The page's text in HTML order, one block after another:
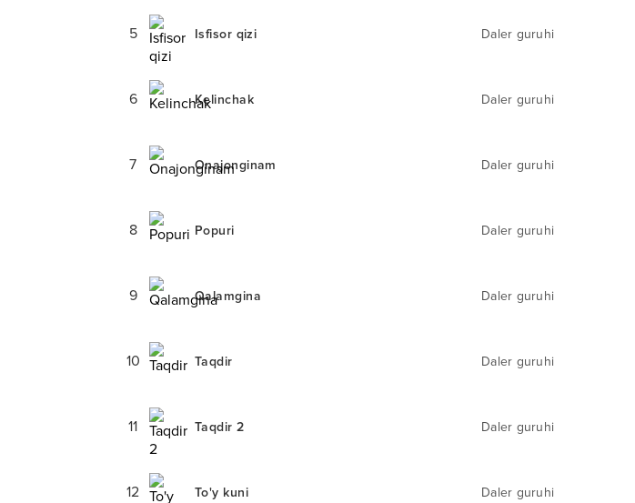
5 Isfisor qizi Daler guruhi
6 Kelinchak Daler guruhi
7 Onajonginam Daler guruhi
8 Popuri Daler guruhi
9 Qalamgina Daler guruhi
10 Taqdir Daler guruhi
11 Taqdir 2 Daler guruhi
12 To'y kuni Daler guruhi